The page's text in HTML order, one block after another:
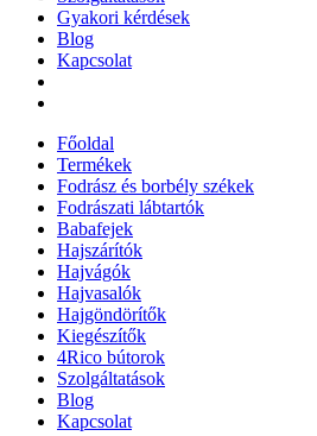
Gyakori kérdések
Blog
Kapcsolat
Főoldal
Termékek
Fodrász és borbély székek
Fodrászati lábtartók
Babafejek
Hajszárítók
Hajvágók
Hajvasalók
Hajgöndörítők
Kiegészítők
4Rico bútorok
Szolgáltatások
Blog
Kapcsolat